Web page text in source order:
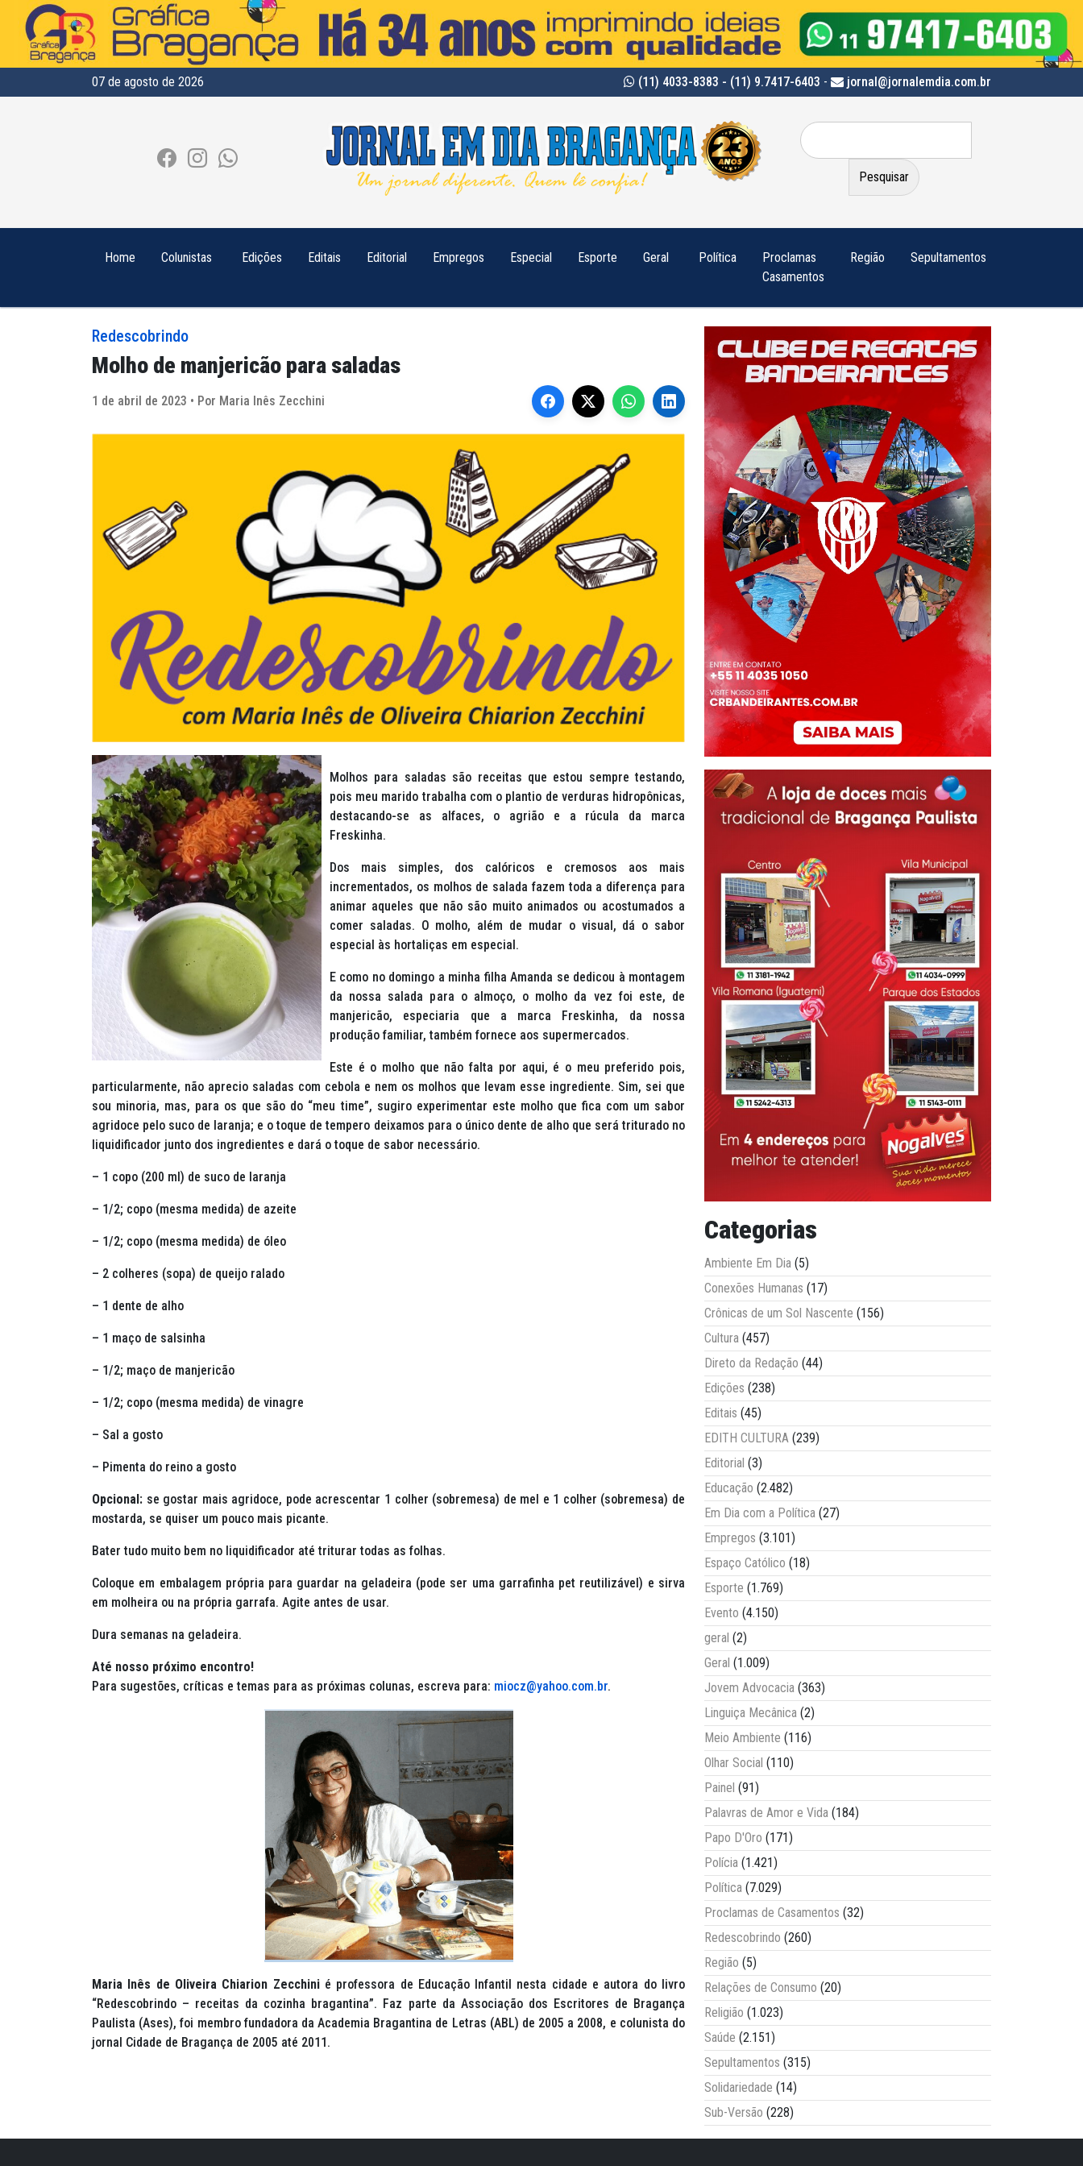
07 de agosto de 2026 (11) 4033-8383 - (11) 9.7417-6403 - jornal@jornalemdia.com.br
Pesquisar
por:
Home Colunistas Edições Editais Editorial Empregos Especial Esporte Geral Política
Proclamas
Casamentos
Região Sepultamentos
Redescobrindo
Molho de manjericão para saladas
1 de abril de 2023 • Por Maria Inês Zecchini
Molhos para saladas são receitas que estou sempre testando,
pois meu marido trabalha com o plantio de verduras hidropônicas,
destacando-se as alfaces, o agrião e a rúcula da marca
Freskinha.
Dos mais simples, dos calóricos e cremosos aos mais
incrementados, os molhos de salada fazem toda a diferença para
animar aqueles que não são muito animados ou acostumados a
comer saladas. O molho, além de mudar o visual, dá o sabor
especial às hortaliças em especial.
E como no domingo a minha filha Amanda se dedicou à montagem
da nossa salada para o almoço, o molho da vez foi este, de
manjericão, especiaria que a marca Freskinha, da nossa
produção familiar, também fornece aos supermercados.
Este é o molho que não falta por aqui, é o meu preferido pois,
particularmente, não aprecio saladas com cebola e nem os molhos que levam esse ingrediente. Sim, sei que
sou minoria, mas, para os que são do “meu time”, sugiro experimentar este molho que fica com um sabor
agridoce pelo suco de laranja; e o toque de tempero deixamos para o único dente de alho que será triturado no
liquidificador junto dos ingredientes e dará o toque de sabor necessário.
– 1 copo (200 ml) de suco de laranja
– 1/2; copo (mesma medida) de azeite
– 1/2; copo (mesma medida) de óleo
– 2 colheres (sopa) de queijo ralado
– 1 dente de alho
– 1 maço de salsinha
– 1/2; maço de manjericão
– 1/2; copo (mesma medida) de vinagre
– Sal a gosto
– Pimenta do reino a gosto
Opcional: se gostar mais agridoce, pode acrescentar 1 colher (sobremesa) de mel e 1 colher (sobremesa) de
mostarda, se quiser um pouco mais picante.
Bater tudo muito bem no liquidificador até triturar todas as folhas.
Coloque em embalagem própria para guardar na geladeira (pode ser uma garrafinha pet reutilizável) e sirva
em molheira ou na própria garrafa. Agite antes de usar.
Dura semanas na geladeira.
Até nosso próximo encontro!
Para sugestões, críticas e temas para as próximas colunas, escreva para: miocz@yahoo.com.br.
Maria Inês de Oliveira Chiarion Zecchinié professora de Educação Infantil nesta cidade e autora do livro
“Redescobrindo – receitas da cozinha bragantina”. Faz parte da Associação dos Escritores de Bragança
Paulista (Ases), foi membro fundadora da Academia Bragantina de Letras (ABL) de 2005 a 2008, e colunista do
jornal Cidade de Bragança de 2005 até 2011.
Categorias
Ambiente Em Dia (5)
Conexões Humanas (17)
Crônicas de um Sol Nascente (156)
Cultura (457)
Direto da Redação (44)
Edições (238)
Editais (45)
EDITH CULTURA (239)
Editorial (3)
Educação (2.482)
Em Dia com a Política (27)
Empregos (3.101)
Espaço Católico (18)
Esporte (1.769)
Evento (4.150)
geral (2)
Geral (1.009)
Jovem Advocacia (363)
Linguiça Mecânica (2)
Meio Ambiente (116)
Olhar Social (110)
Painel (91)
Palavras de Amor e Vida (184)
Papo D'Oro (171)
Polícia (1.421)
Política (7.029)
Proclamas de Casamentos (32)
Redescobrindo (260)
Região (5)
Relações de Consumo (20)
Religião (1.023)
Saúde (2.151)
Sepultamentos (315)
Solidariedade (14)
Sub-Versão (228)